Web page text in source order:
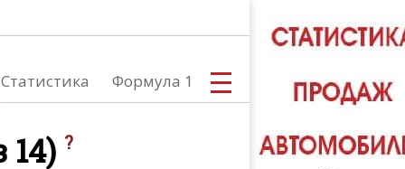
Статистика Формула 1
14) ?